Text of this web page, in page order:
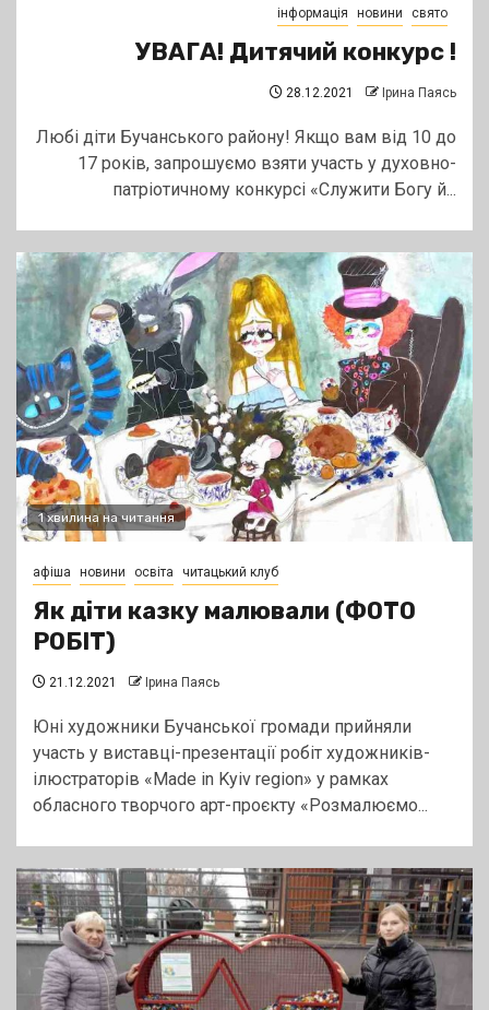
інформація новини свято
УВАГА! Дитячий конкурс !
28.12.2021 Ірина Паясь
Любі діти Бучанського району! Якщо вам від 10 до
17 років, запрошуємо взяти участь у духовно-
патріотичному конкурсі «Служити Богу й...
1 хвилина на читання
афіша новини освіта читацький клуб
Як діти казку малювали (ФОТО
РОБІТ)
21.12.2021 Ірина Паясь
Юні художники Бучанської громади прийняли
участь у виставці-презентації робіт художників-
ілюстраторів «Made in Kyiv region» у рамках
обласного творчого арт-проєкту «Розмалюємо...